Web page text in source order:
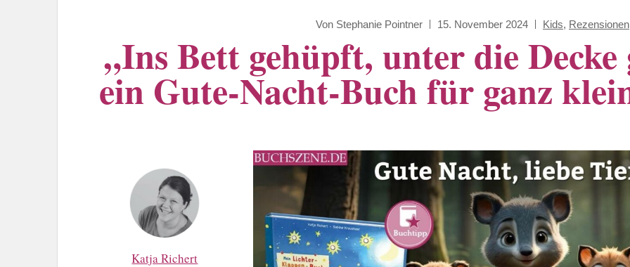
Von Stephanie Pointner 15. November 2024 Kids, Rezensionen
„Ins Bett gehüpft, unter die
ein Gute-Nacht-Buch für ganz
Katja Richert